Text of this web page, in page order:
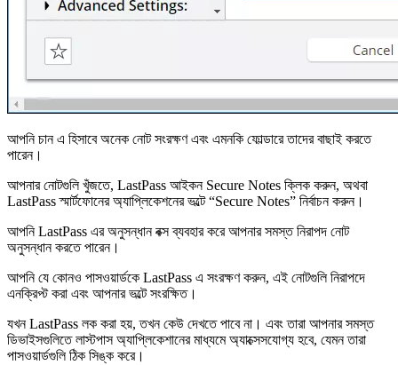
আপনি চান এ হিসাবে অনেক নোট সংরক্ষণ এবং এমনকি ফোল্ডারে তাদের বাছাই করতে
পারেন।
আপনার নোটগুলি খুঁজতে, LastPass আইকন Secure Notes ক্লিক করুন, অথবা
LastPass স্মার্টফোনের অ্যাপ্লিকেশনের ভল্টে “Secure Notes” নির্বাচন করুন।
আপনি LastPass এর অনুসন্ধান বক্স ব্যবহার করে আপনার সমস্ত নিরাপদ নোট
অনুসন্ধান করতে পারেন।
আপনি যে কোনও পাসওয়ার্ডকে LastPass এ সংরক্ষণ করুন, এই নোটগুলি নিরাপদে
এনক্রিপ্ট করা এবং আপনার ভল্টে সংরক্ষিত।
যখন LastPass লক করা হয়, তখন কেউ দেখতে পাবে না। এবং তারা আপনার সমস্ত
ডিভাইসগুলিতে লাস্টপাস অ্যাপ্লিকেশানের মাধ্যমে অ্যাক্সেসযোগ্য হবে, যেমন তারা
পাসওয়ার্ডগুলি ঠিক সিঙ্ক করে।